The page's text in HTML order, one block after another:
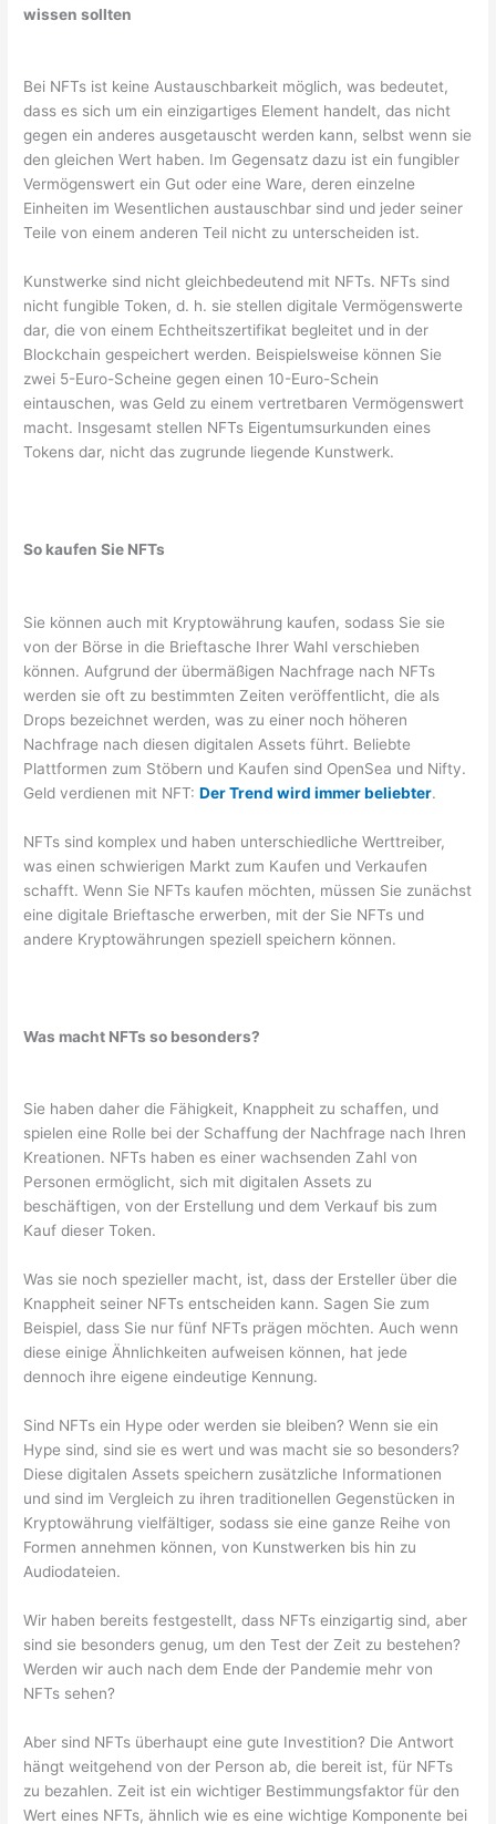
wissen sollten
Bei NFTs ist keine Austauschbarkeit möglich, was bedeutet,
dass es sich um ein einzigartiges Element handelt, das nicht
gegen ein anderes ausgetauscht werden kann, selbst wenn sie
den gleichen Wert haben. Im Gegensatz dazu ist ein fungibler
Vermögenswert ein Gut oder eine Ware, deren einzelne
Einheiten im Wesentlichen austauschbar sind und jeder seiner
Teile von einem anderen Teil nicht zu unterscheiden ist.
Kunstwerke sind nicht gleichbedeutend mit NFTs. NFTs sind
nicht fungible Token, d. h. sie stellen digitale Vermögenswerte
dar, die von einem Echtheitszertifikat begleitet und in der
Blockchain gespeichert werden. Beispielsweise können Sie
zwei 5-Euro-Scheine gegen einen 10-Euro-Schein
eintauschen, was Geld zu einem vertretbaren Vermögenswert
macht. Insgesamt stellen NFTs Eigentumsurkunden eines
Tokens dar, nicht das zugrunde liegende Kunstwerk.
So kaufen Sie NFTs
Sie können auch mit Kryptowährung kaufen, sodass Sie sie
von der Börse in die Brieftasche Ihrer Wahl verschieben
können. Aufgrund der übermäßigen Nachfrage nach NFTs
werden sie oft zu bestimmten Zeiten veröffentlicht, die als
Drops bezeichnet werden, was zu einer noch höheren
Nachfrage nach diesen digitalen Assets führt. Beliebte
Plattformen zum Stöbern und Kaufen sind OpenSea und Nifty.
Geld verdienen mit NFT:Der Trend wird immer beliebter.
NFTs sind komplex und haben unterschiedliche Werttreiber,
was einen schwierigen Markt zum Kaufen und Verkaufen
schafft. Wenn Sie NFTs kaufen möchten, müssen Sie zunächst
eine digitale Brieftasche erwerben, mit der Sie NFTs und
andere Kryptowährungen speziell speichern können.
Was macht NFTs so besonders?
Sie haben daher die Fähigkeit, Knappheit zu schaffen, und
spielen eine Rolle bei der Schaffung der Nachfrage nach Ihren
Kreationen. NFTs haben es einer wachsenden Zahl von
Personen ermöglicht, sich mit digitalen Assets zu
beschäftigen, von der Erstellung und dem Verkauf bis zum
Kauf dieser Token.
Was sie noch spezieller macht, ist, dass der Ersteller über die
Knappheit seiner NFTs entscheiden kann. Sagen Sie zum
Beispiel, dass Sie nur fünf NFTs prägen möchten. Auch wenn
diese einige Ähnlichkeiten aufweisen können, hat jede
dennoch ihre eigene eindeutige Kennung.
Sind NFTs ein Hype oder werden sie bleiben? Wenn sie ein
Hype sind, sind sie es wert und was macht sie so besonders?
Diese digitalen Assets speichern zusätzliche Informationen
und sind im Vergleich zu ihren traditionellen Gegenstücken in
Kryptowährung vielfältiger, sodass sie eine ganze Reihe von
Formen annehmen können, von Kunstwerken bis hin zu
Audiodateien.
Wir haben bereits festgestellt, dass NFTs einzigartig sind, aber
sind sie besonders genug, um den Test der Zeit zu bestehen?
Werden wir auch nach dem Ende der Pandemie mehr von
NFTs sehen?
Aber sind NFTs überhaupt eine gute Investition? Die Antwort
hängt weitgehend von der Person ab, die bereit ist, für NFTs
zu bezahlen. Zeit ist ein wichtiger Bestimmungsfaktor für den
Wert eines NFTs, ähnlich wie es eine wichtige Komponente bei